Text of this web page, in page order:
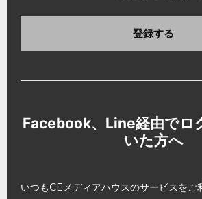
登録する
Facebook、Line経由でロ
いた方へ
いつもCEメディアハウスのサービスをご